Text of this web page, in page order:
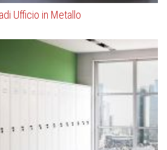
Ufficio in Metallo